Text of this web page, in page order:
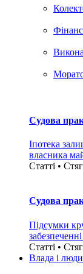
Судова
Іпотека
власника
Статті •
Судова
Підсумки
Статті •
Влада i люди